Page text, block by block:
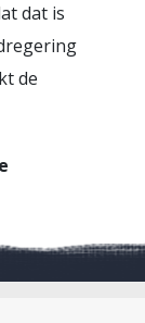
dat is
de